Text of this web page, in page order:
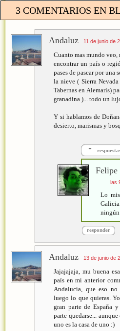
3 COMENTARIOS EN
Andaluz 11 de junio de
Cuanto mas mundo
encontrar un país o
pases de pasear por una
la nieve ( Sierra
Tabernas en Alemarís)
granadina )... todo un
Y si hablamos de
desierto, marismas y
Felipe
las
Lo
responder
Andaluz 13 de junio de
Jajajajaja, mu buena
país en mi anterior
Andalucía, que eso
luego lo que quieras.
gran parte de España
parte quedarse...
uno es la casa de uno :)